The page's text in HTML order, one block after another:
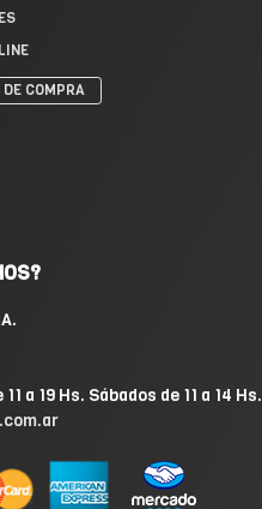
COMPRA
a 19 Hs. Sábados de 11 a 14 Hs.